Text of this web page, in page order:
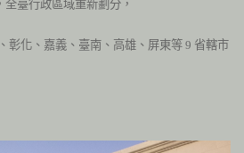
全臺行政區域重新劃分，
彰化、嘉義、臺南、高雄、屏東等 9 省轄市